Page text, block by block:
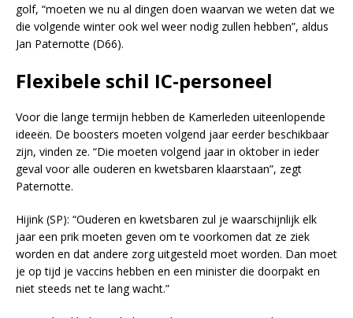
golf, “moeten we nu al dingen doen waarvan we weten dat we
die volgende winter ook wel weer nodig zullen hebben”, aldus
Jan Paternotte (D66).
Flexibele schil IC-personeel
Voor die lange termijn hebben de Kamerleden uiteenlopende
ideeën. De boosters moeten volgend jaar eerder beschikbaar
zijn, vinden ze. “Die moeten volgend jaar in oktober in ieder
geval voor alle ouderen en kwetsbaren klaarstaan”, zegt
Paternotte.
Hijink (SP): “Ouderen en kwetsbaren zul je waarschijnlijk elk
jaar een prik moeten geven om te voorkomen dat ze ziek
worden en dat andere zorg uitgesteld moet worden. Dan moet
je op tijd je vaccins hebben en een minister die doorpakt en
niet steeds net te lang wacht.”